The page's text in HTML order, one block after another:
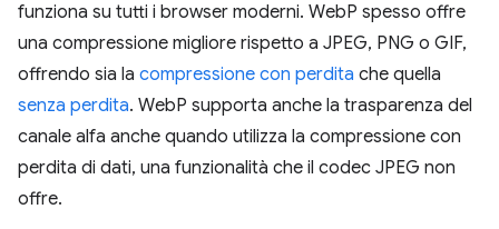
funziona su tutti i browser moderni. WebP spesso offre
una compressione migliore rispetto a JPEG, PNG o GIF,
offrendo sia la compressione con perdita che quella
senza perdita. WebP supporta anche la trasparenza del
canale alfa anche quando utilizza la compressione con
perdita di dati, una funzionalità che il codec JPEG non
offre.